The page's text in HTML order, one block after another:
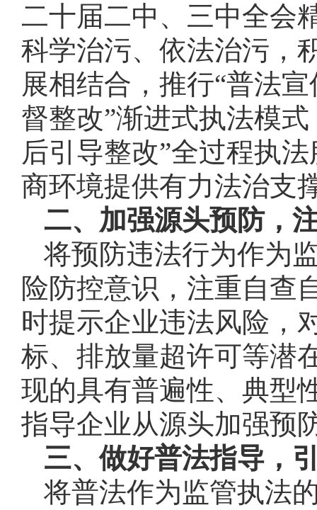
二十届二中、三中全会
科学治污、依法治污，
展相结合，推行“普法
督整改”渐进式执法模
后引导整改”全过程执
商环境提供有力法治支
二、加强源头预防，
将预防违法行为作为
险防控意识，注重自查
时提示企业违法风险，
标、排放量超许可等潜
现的具有普遍性、典型
指导企业从源头加强预
三、做好普法指导，
将普法作为监管执法